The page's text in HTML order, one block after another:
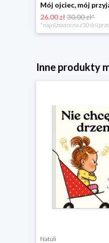
26.00 zł30.00 zł*
*najniższa cena z 30 dni
Inne produkty
Natuli